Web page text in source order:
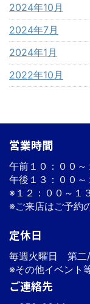
2024年10月
2024年7月
2024年1月
2022年10月
営業時間
午前１０：００～
午後１３：００～
※１２：００～１
※ご来店はご予約
定休日
毎週火曜日 第二/
※その他イベント
ご連絡先